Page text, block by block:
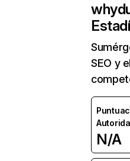
SEO y
N/A